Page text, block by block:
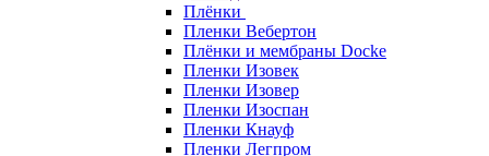
Плёнки
Пленки Вебертон
Плёнки и мембраны Docke
Пленки Изовек
Пленки Изовер
Пленки Изоспан
Пленки Кнауф
Пленки Легпром